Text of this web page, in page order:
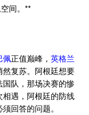
间。**
佩正值巅峰，英格兰
然复苏。阿根廷想要
队，那场决赛的惨
遇，阿根廷的防线
回答的问题。